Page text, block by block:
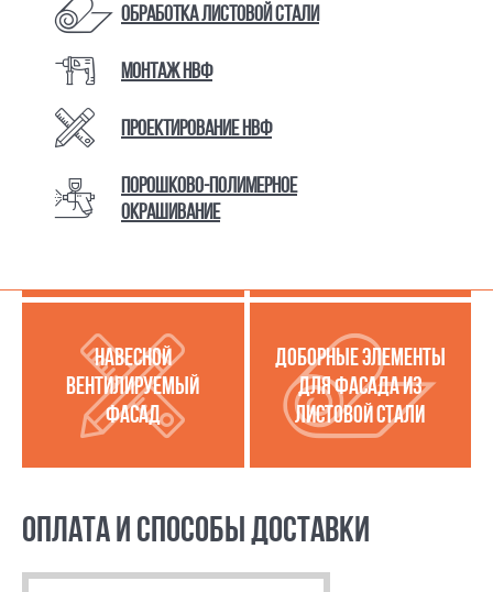
Обработка листовой стали
Монтаж НВФ
Проектирование НВФ
Порошково-полимерное
окрашивание
КАТАЛОГ ТОВАРОВ И УСЛУГ
УСЛУГИ ПО РАБОТЕ С
ЛИСТОВОЙ СТАЛЬЮ
МЕТАЛЛОКАССЕТЫ
НАВЕСНОЙ
ВЕНТИЛИРУЕМЫЙ
ФАСАД
ДОБОРНЫЕ ЭЛЕМЕНТЫ
ДЛЯ ФАСАДА ИЗ
ЛИСТОВОЙ СТАЛИ
ОПЛАТА И СПОСОБЫ ДОСТАВКИ